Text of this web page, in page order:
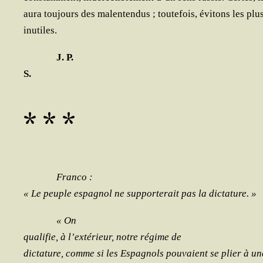
aura tou­jours des mal­en­ten­dus ; tou­te­fois, évi­tons les
inutiles.
J. P.
S.
* * *
Fran­co :
« Le peuple espa­gnol ne sup­por­te­rait pas la dictature. »
« On
qua­li­fie, à l’extérieur, notre régime de
dic­ta­ture, comme si les Espa­gnols pou­vaient se plier à